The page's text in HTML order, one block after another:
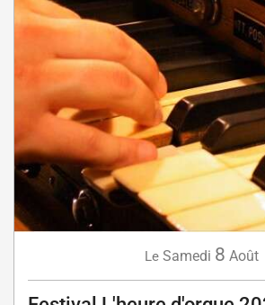
Le Samedi 8 Août